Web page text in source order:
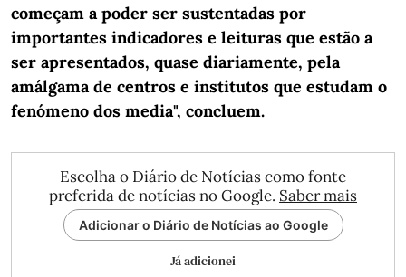
começam a poder ser sustentadas por
importantes indicadores e leituras que estão a
ser apresentados, quase diariamente, pela
amálgama de centros e institutos que estudam o
fenómeno dos media", concluem.
Escolha o Diário de Notícias como fonte
preferida de notícias no Google. Saber mais
Adicionar o Diário de Notícias ao Google
Já adicionei